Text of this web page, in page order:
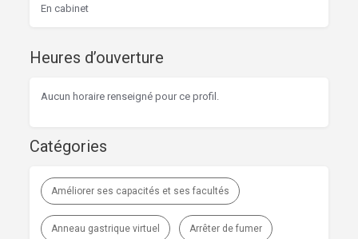
En cabinet
Heures d’ouverture
Aucun horaire renseigné pour ce profil.
Catégories
Améliorer ses capacités et ses facultés
Anneau gastrique virtuel Arrêter de fumer